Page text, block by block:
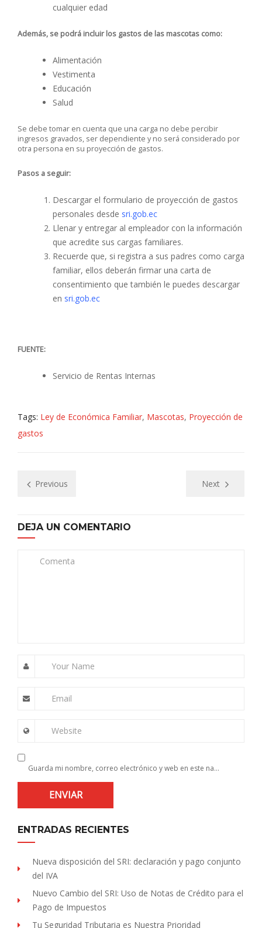
cualquier edad
Además, se podrá incluir los gastos de las mascotas como:
Alimentación
Vestimenta
Educación
Salud
Se debe tomar en cuenta que una carga no debe percibir
ingresos gravados, ser dependiente y no será considerado por
otra persona en su proyección de gastos.
Pasos a seguir:
Descargar el formulario de proyección de gastos
personales desde sri.gob.ec
Llenar y entregar al empleador con la información
que acredite sus cargas familiares.
Recuerde que, si registra a sus padres como carga
familiar, ellos deberán firmar una carta de
consentimiento que también le puedes descargar
en sri.gob.ec
FUENTE:
Servicio de Rentas Internas
Tags: Ley de Económica Familiar, Mascotas, Proyección de
gastos
Previous Next
DEJA UN COMENTARIO
Comenta
Your Name
Email
Website
Guarda mi nombre, correo electrónico y web en este navegador para la próxima vez que comente.
ENTRADAS RECIENTES
Nueva disposición del SRI: declaración y pago conjunto
del IVA
Nuevo Cambio del SRI: Uso de Notas de Crédito para el
Pago de Impuestos
Tu Seguridad Tributaria es Nuestra Prioridad